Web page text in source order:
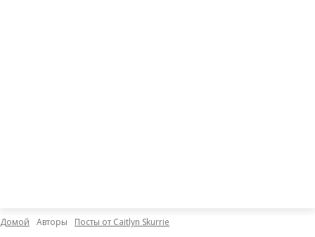
Домой Авторы Посты от Caitlyn Skurrie